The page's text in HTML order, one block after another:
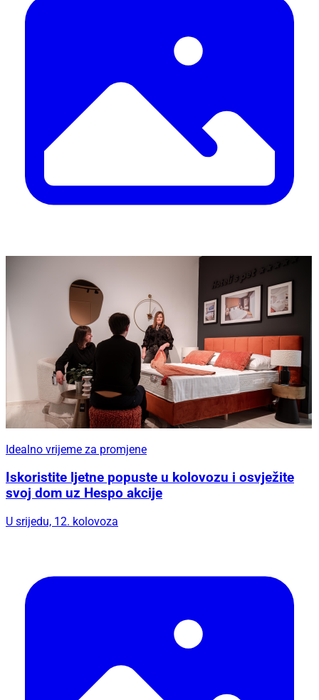
Idealno vrijeme za promjene
Iskoristite ljetne popuste u kolovozu i osvježite
svoj dom uz Hespo akcije
U srijedu, 12. kolovoza